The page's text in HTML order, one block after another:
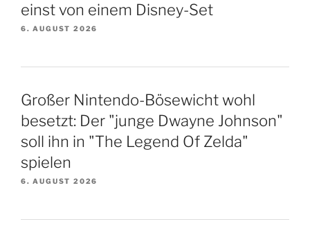
einst von einem Disney-Set
6. AUGUST 2026
Großer Nintendo-Bösewicht wohl
besetzt: Der "junge Dwayne Johnson"
soll ihn in "The Legend Of Zelda"
spielen
6. AUGUST 2026